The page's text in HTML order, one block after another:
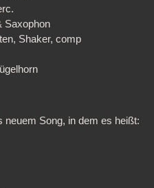
Saxophon
Shaker, comp
neuem Song, in dem es heißt: